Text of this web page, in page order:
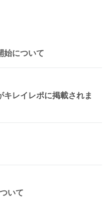
始について
キレイレポに掲載されま
いて